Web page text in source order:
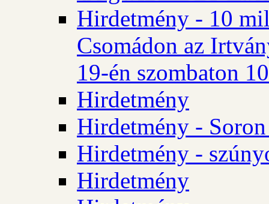
Hirdetmény - 10
Csomádon az
19-én szombaton
Hirdetmény
Hirdetmény -
Hirdetmény -
Hirdetmény